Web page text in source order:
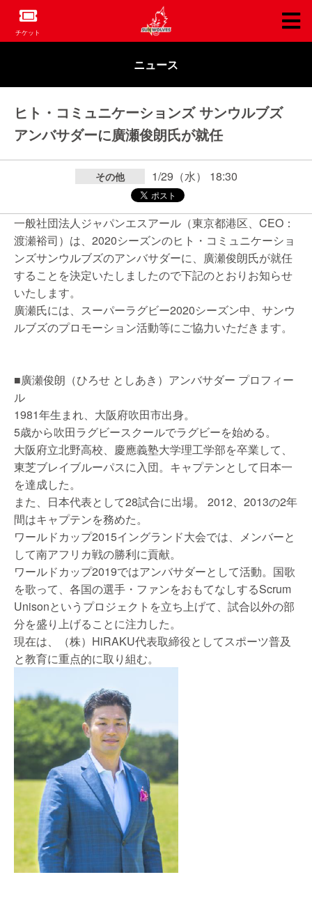
チケット
ニュース
ヒト・コミュニケーションズ サンウルブズ
アンバサダーに廣瀬俊朗氏が就任
その他 1/29（水） 18:30
一般社団法人ジャパンエスアール（東京都港区、CEO：
渡瀬裕司）は、2020シーズンのヒト・コミュニケーショ
ンズサンウルブズのアンバサダーに、廣瀬俊朗氏が就任
することを決定いたしましたので下記のとおりお知らせ
いたします。
廣瀬氏には、スーパーラグビー2020シーズン中、サンウ
ルブズのプロモーション活動等にご協力いただきます。
■廣瀬俊朗（ひろせ としあき）アンバサダー プロフィー
ル
1981年生まれ、大阪府吹田市出身。
5歳から吹田ラグビースクールでラグビーを始める。
大阪府立北野高校、慶應義塾大学理工学部を卒業して、
東芝ブレイブルーパスに入団。キャプテンとして日本一
を達成した。
また、日本代表として28試合に出場。 2012、2013の2年
間はキャプテンを務めた。
ワールドカップ2015イングランド大会では、メンバーと
して南アフリカ戦の勝利に貢献。
ワールドカップ2019ではアンバサダーとして活動。国歌
を歌って、各国の選手・ファンをおもてなしするScrum
Unisonというプロジェクトを立ち上げて、試合以外の部
分を盛り上げることに注力した。
現在は、（株）HiRAKU代表取締役としてスポーツ普及
と教育に重点的に取り組む。